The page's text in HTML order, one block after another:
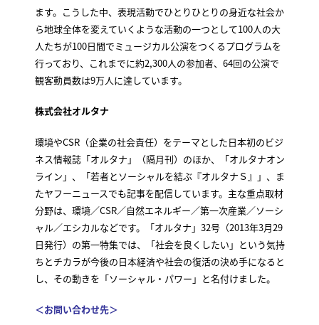
ます。こうした中、表現活動でひとりひとりの身近な社会か
ら地球全体を変えていくような活動の一つとして100人の大
人たちが100日間でミュージカル公演をつくるプログラムを
行っており、これまでに約2,300人の参加者、64回の公演で
観客動員数は9万人に達しています。
株式会社オルタナ
環境やCSR（企業の社会責任）をテーマとした日本初のビジ
ネス情報誌「オルタナ」（隔月刊）のほか、「オルタナオン
ライン」、「若者とソーシャルを結ぶ『オルタナＳ』」、ま
たヤフーニュースでも記事を配信しています。主な重点取材
分野は、環境／CSR／自然エネルギー／第一次産業／ソーシ
ャル／エシカルなどです。「オルタナ」32号（2013年3月29
日発行）の第一特集では、「社会を良くしたい」という気持
ちとチカラが今後の日本経済や社会の復活の決め手になると
し、その動きを「ソーシャル・パワー」と名付けました。
＜お問い合わせ先＞